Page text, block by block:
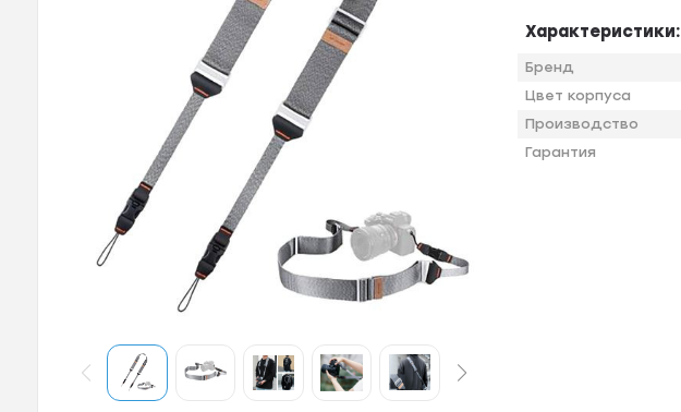
Характеристики:
Бренд
Цвет корпуса
Производство
Гарантия